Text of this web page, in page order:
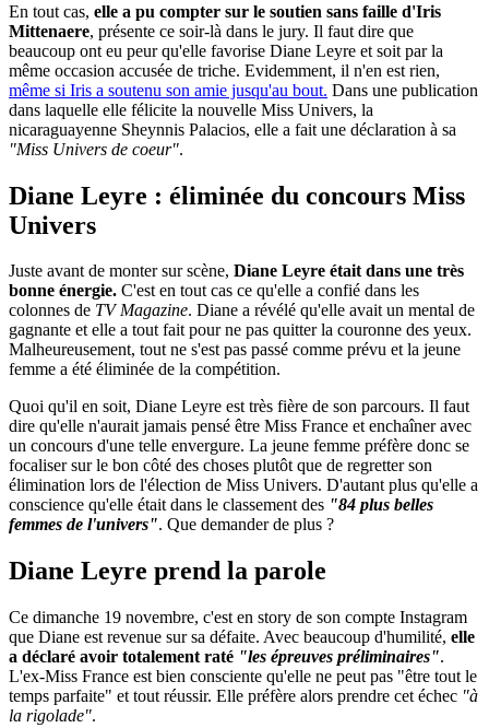
En tout cas, elle a pu compter sur le soutien sans faille d'Iris
Mittenaere, présente ce soir-là dans le jury. Il faut dire que
beaucoup ont eu peur qu'elle favorise Diane Leyre et soit par la
même occasion accusée de triche. Evidemment, il n'en est rien,
même si Iris a soutenu son amie jusqu'au bout. Dans une publication
dans laquelle elle félicite la nouvelle Miss Univers, la
nicaraguayenne Sheynnis Palacios, elle a fait une déclaration à sa
"Miss Univers de coeur".
Diane Leyre : éliminée du concours Miss
Univers
Juste avant de monter sur scène, Diane Leyre était dans une très
bonne énergie. C'est en tout cas ce qu'elle a confié dans les
colonnes de TV Magazine. Diane a révélé qu'elle avait un mental de
gagnante et elle a tout fait pour ne pas quitter la couronne des yeux.
Malheureusement, tout ne s'est pas passé comme prévu et la jeune
femme a été éliminée de la compétition.
Quoi qu'il en soit, Diane Leyre est très fière de son parcours. Il faut
dire qu'elle n'aurait jamais pensé être Miss France et enchaîner avec
un concours d'une telle envergure. La jeune femme préfère donc se
focaliser sur le bon côté des choses plutôt que de regretter son
élimination lors de l'élection de Miss Univers. D'autant plus qu'elle a
conscience qu'elle était dans le classement des "84 plus belles
femmes de l'univers". Que demander de plus ?
Diane Leyre prend la parole
Ce dimanche 19 novembre, c'est en story de son compte Instagram
que Diane est revenue sur sa défaite. Avec beaucoup d'humilité, elle
a déclaré avoir totalement raté "les épreuves préliminaires".
L'ex-Miss France est bien consciente qu'elle ne peut pas "être tout le
temps parfaite" et tout réussir. Elle préfère alors prendre cet échec "à
la rigolade".